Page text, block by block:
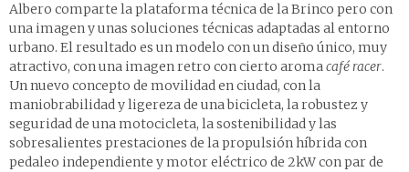
Albero comparte la plataforma técnica de la Brinco pero con
una imagen y unas soluciones técnicas adaptadas al entorno
urbano. El resultado es un modelo con un diseño único, muy
atractivo, con una imagen retro con cierto aromacafé racer.
Un nuevo concepto de movilidad en ciudad, con la
maniobrabilidad y ligereza de una bicicleta, la robustez y
seguridad de una motocicleta, la sostenibilidad y las
sobresalientes prestaciones de la propulsión híbrida con
pedaleo independiente y motor eléctrico de 2kW con par de